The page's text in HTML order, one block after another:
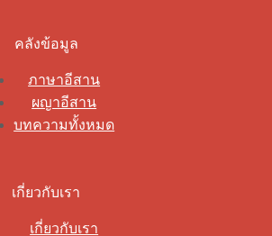
คลังข้อมูล
ภาษาอีสาน
ผญาอีสาน
บทความทั้งหมด
เกี่ยวกับเรา
เกี่ยวกับเรา